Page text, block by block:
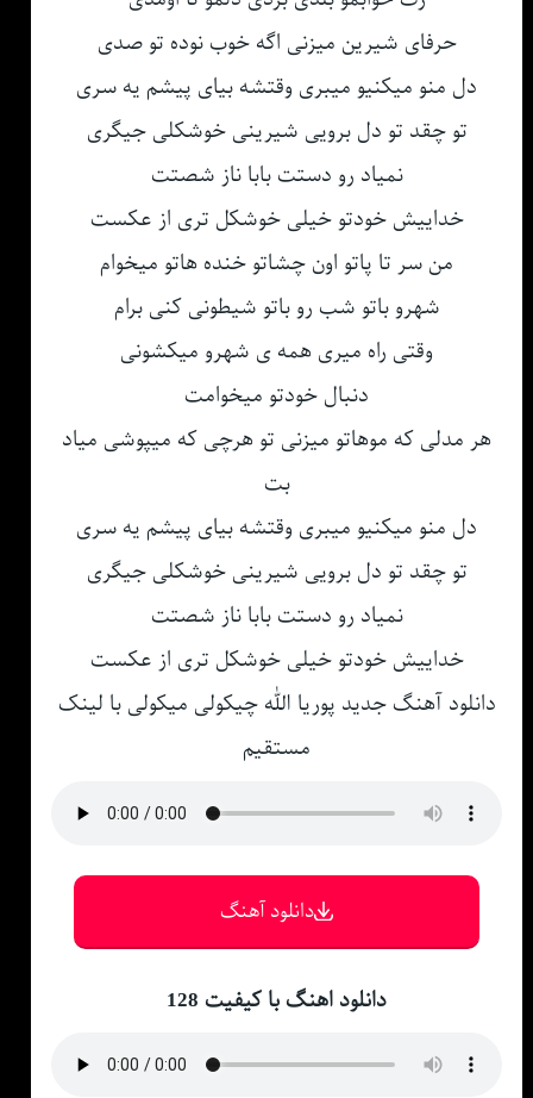
حرفای شیرین میزنی اگه خوب نوده تو صدی
دل منو میکنیو میبری وقتشه بیای پیشم یه سری
تو چقد تو دل برویی شیرینی خوشکلی جیگری
نمیاد رو دستت بابا ناز شصتت
خداییش خودتو خیلی خوشکل تری از عکست
من سر تا پاتو اون چشاتو خنده هاتو میخوام
شهرو باتو شب رو باتو شیطونی کنی برام
وقتی راه میری همه ی شهرو میکشونی
دنبال خودتو میخوامت
هر مدلی که موهاتو میزنی تو هرچی که میپوشی میاد
بت
دل منو میکنیو میبری وقتشه بیای پیشم یه سری
تو چقد تو دل برویی شیرینی خوشکلی جیگری
نمیاد رو دستت بابا ناز شصتت
خداییش خودتو خیلی خوشکل تری از عکست
دانلود آهنگ جدید پوریا الله چیکولی میکولی با لینک
مستقیم
دانلود آهنگ
دانلود اهنگ با کیفیت 128